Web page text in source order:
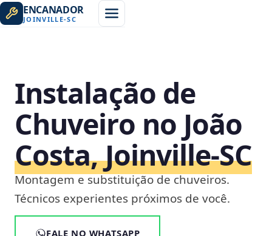
ENCANADOR
JOINVILLE-SC
Instalação de
Chuveiro no João
Costa, Joinville‑SC
Montagem e substituição de chuveiros.
Técnicos experientes próximos de você.
FALE NO WHATSAPP